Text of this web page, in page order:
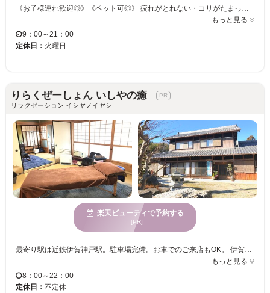
もっと見る
9：00～21：00
定休日： 火曜日
りらくぜーしょん いしやの癒
リラクゼーション イシヤノイヤシ
楽天ビューティで予約する
[PR]
最寄り駅は近鉄伊賀神戸駅。駐車場完備。お車でのご来店もOK。 伊賀市の整体・マッサージサロン『りらくぜーしょん いしやの癒』 純和風の古民家を綺麗にリノベーションした店内は、落ち着いた雰囲気で居心地抜群。 経験豊富なスタッフが、一人ひとりの身体の状態に合わせたオーダーメイドの施術を行ってくれます。 徹底的に症状にこだわり根本原因の改善を目指す施術は、短期間で改善を実感できる。自然治癒力を高める施術で、本来の体へと導きます。アフターフォローもバッチリ◎その場限りではない、施術を体感してみませんか？ ☆おすすめメニュー☆ 初回は「60分（整体）」がおすすめ。身体を知り尽くしたスタッフが、辛い症状の原因を突き止めて、ソフトなタッチの施術で無理なく根本改善へ。 『りらくぜーしょん いしやの癒』で、身体と向き合い、イキイキとした毎日を過ごしませんか？
もっと見る
8：00～22：00
定休日： 不定休